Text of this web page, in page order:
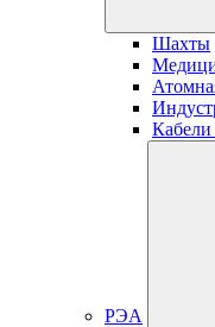
Шахты
Кабели
РЭА